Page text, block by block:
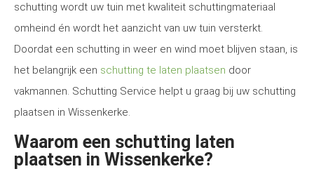
schutting wordt uw tuin met kwaliteit schuttingmateriaal
omheind én wordt het aanzicht van uw tuin versterkt.
Doordat een schutting in weer en wind moet blijven staan, is
het belangrijk een schutting te laten plaatsen door
vakmannen. Schutting Service helpt u graag bij uw schutting
plaatsen in Wissenkerke.
Waarom een schutting laten
plaatsen in Wissenkerke?